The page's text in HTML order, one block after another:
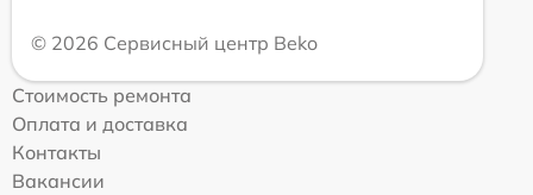
© 2026 Сервисный центр Beko
Стоимость ремонта
Оплата и доставка
Контакты
Вакансии